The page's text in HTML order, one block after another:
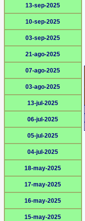
13-sep-2025
10-sep-2025
03-sep-2025
21-ago-2025
07-ago-2025
03-ago-2025
13-jul-2025
06-jul-2025
05-jul-2025
04-jul-2025
18-may-2025
17-may-2025
16-may-2025
15-may-2025